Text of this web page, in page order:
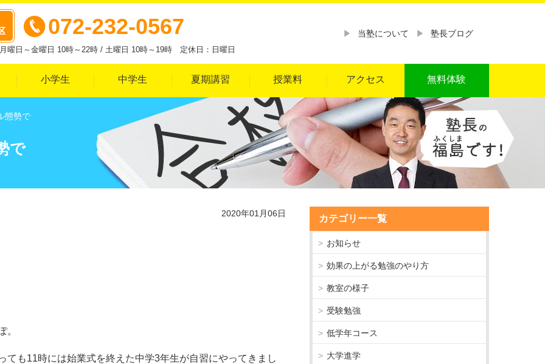
072-232-0567
曜日～金曜日 10時～22時 / 土曜日 10時～19時 定休日：日曜日
当塾について 塾長ブログ
小学生 中学生 夏期講習 授業料 アクセス 無料体験
態勢で
で
2020年01月06日
。
も11時には始業式を終えた中学3年生が自習にやってきまし
カテゴリー一覧
お知らせ
効果の上がる勉強のやり方
教室の様子
受験勉強
低学年コース
大学進学